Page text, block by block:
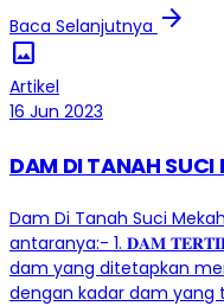
Baca Selanjutnya arrow_forward
image
Artikel
16 Jun 2023
DAM DI TANAH SUCI
Dam Di Tanah Suci
antaranya:- 1. 𝐃𝐀𝐌
dam yang ditetapkan
dengan kadar dam yang